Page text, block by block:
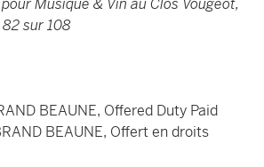
Musique & Vin au Clos Vougeot,
sur 108
BEAUNE, Offered Duty Paid
BEAUNE, Offert en droits